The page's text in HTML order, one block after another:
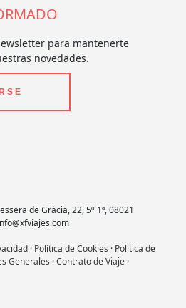
para mantenerte
novedades.
de Gràcia, 22, 5º 1ª, 08021
· Política de Cookies · Política de
Generales ·Contrato de Viaje·